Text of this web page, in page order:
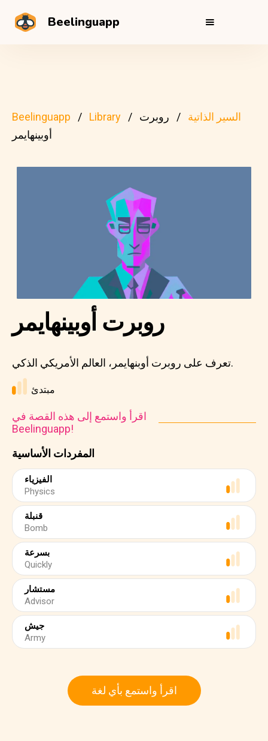
Beelinguapp
Beelinguapp Library السير الذاتية
روبرت
أوبينهايمر
المفردات الأساسية
الفيزياء
Physics
قنبلة
Bomb
بسرعة
Quickly
مستشار
Advisor
جيش
Army
روبرت أوبينهايمر
تعرف على روبرت أوبنهايمر، العالم الأمريكي الذكي.
مبتدئ
اقرأ واستمع إلى هذه القصة في
Beelinguapp!
اقرأ واستمع بأي لغة